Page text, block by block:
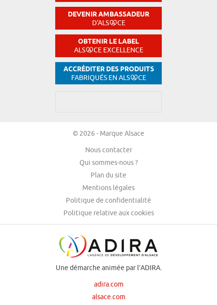
DEVENIR AMBASSADEUR
D'ALS CE
OBTENIR LE LABEL
ALS CE EXCELLENCE
ACCRÉDITER DES PRODUITS
FABRIQUÉS EN ALS CE
© 2026 - Marque Alsace
Nous contacter
Qui sommes-nous ?
Plan du site
Mentions légales
Politique de confidentialité
Politique relative aux cookies
Une démarche animée par l’ADIRA.
adira.com
alsace.com